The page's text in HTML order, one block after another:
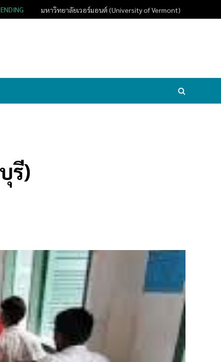
มหาวิทยาลัยเวอร์มอนต์ (University of Vermont)
รี)